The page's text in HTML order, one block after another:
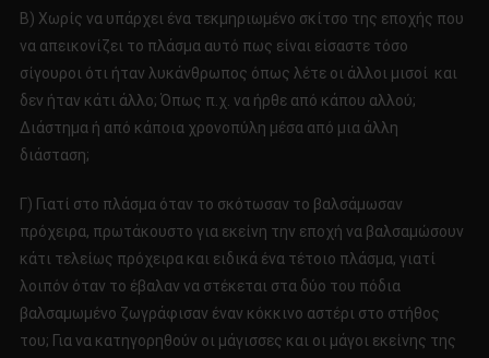
Β) Χωρίς να υπάρχει ένα τεκμηριωμένο σκίτσο της εποχής που
να απεικονίζει το πλάσμα αυτό πως είναι είσαστε τόσο
σίγουροι ότι ήταν λυκάνθρωπος όπως λέτε οι άλλοι μισοί και
δεν ήταν κάτι άλλο; Όπως π.χ. να ήρθε από κάπου αλλού;
Διάστημα ή από κάποια χρονοπύλη μέσα από μια άλλη
διάσταση;
Γ) Γιατί στο πλάσμα όταν το σκότωσαν το βαλσάμωσαν
πρόχειρα, πρωτάκουστο για εκείνη την εποχή να βαλσαμώσουν
κάτι τελείως πρόχειρα και ειδικά ένα τέτοιο πλάσμα, γιατί
λοιπόν όταν το έβαλαν να στέκεται στα δύο του πόδια
βαλσαμωμένο ζωγράφισαν έναν κόκκινο αστέρι στο στήθος
του; Για να κατηγορηθούν οι μάγισσες και οι μάγοι εκείνης της